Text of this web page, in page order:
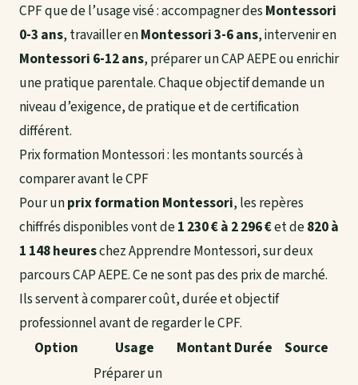
CPF que de l’usage visé : accompagner desMontessori
0-3 ans, travailler enMontessori 3-6 ans, intervenir en
Montessori 6-12 ans, préparer un CAP AEPE ou enrichir
une pratique parentale. Chaque objectif demande un
niveau d’exigence, de pratique et de certification
différent.
Prix formation Montessori : les montants sourcés à
comparer avant le CPF
Pour unprix formation Montessori, les repères
chiffrés disponibles vont de1 230 € à 2 296 €et de820 à
1 148 heureschez Apprendre Montessori, sur deux
parcours CAP AEPE. Ce ne sont pas des prix de marché.
Ils servent à comparer coût, durée et objectif
professionnel avant de regarder le CPF.
Option
Usage MontantDurée Source
Préparer un